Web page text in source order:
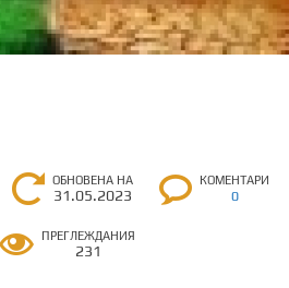
ОБНОВЕНА НА
31.05.2023
КОМЕНТАРИ
0
ПРЕГЛЕЖДАНИЯ
231